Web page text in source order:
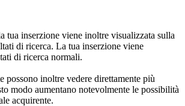
tua inserzione viene inoltre visualizzata sulla
di ricerca. La tua inserzione viene
di ricerca normali.
possono inoltre vedere direttamente più
modo aumentano notevolmente le possibilità
acquirente.